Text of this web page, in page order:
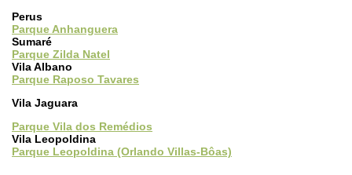
Perus
Parque Anhanguera
Sumaré
Parque Zilda Natel
Vila Albano
Parque Raposo Tavares
Vila Jaguara
Parque Vila dos Remédios
Vila Leopoldina
Parque Leopoldina (Orlando Villas-Bôas)